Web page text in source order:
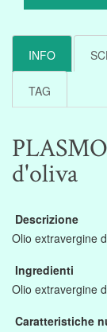
INFO
TAG
d'oliva
Descrizione
Olio extravergine
Ingredienti
Olio extravergine
Caratteristiche